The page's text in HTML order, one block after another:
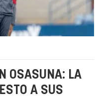
OSASUNA: LA
A SUS